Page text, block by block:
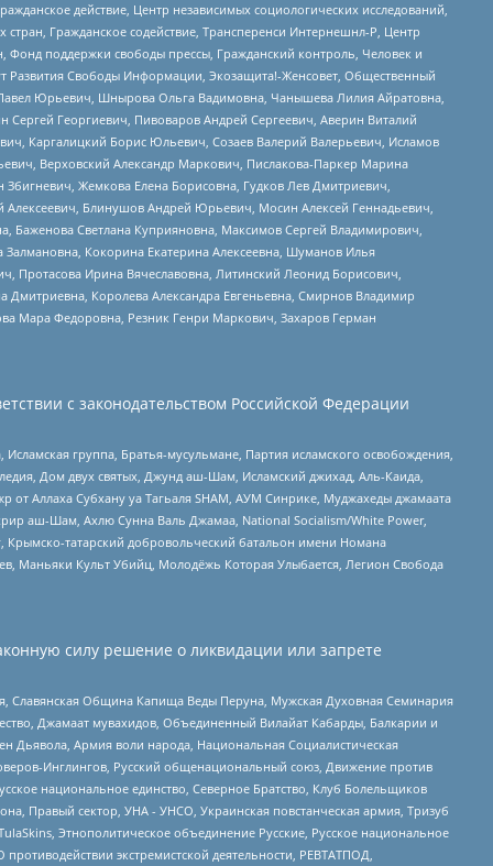
действие, Центр независимых социологических исследований,
Гражданское содействие, Трансперенси Интернешнл-Р, Центр
поддержки свободы прессы, Гражданский контроль, Человек и
Развития Свободы Информации, Экозащита!-Женсовет, Общественный
Юрьевич, Шнырова Ольга Вадимовна, Чанышева Лилия Айратовна,
Сергей Георгиевич, Пивоваров Андрей Сергеевич, Аверин Виталий
Каргалицкий Борис Юльевич, Созаев Валерий Валерьевич, Исламов
Верховский Александр Маркович, Пислакова-Паркер Марина
Збигневич, Жемкова Елена Борисовна, Гудков Лев Дмитриевич,
Блинушов Андрей Юрьевич, Мосин Алексей Геннадьевич,
Баженова Светлана Куприяновна, Максимов Сергей Владимирович,
Кокорина Екатерина Алексеевна, Шуманов Илья
Протасова Ирина Вячеславовна, Литинский Леонид Борисович,
Королева Александра Евгеньевна, Смирнов Владимир
Мара Федоровна, Резник Генри Маркович, Захаров Герман
с законодательством Российской Федерации
группа, Братья-мусульмане, Партия исламского освобождения,
Дом двух святых, Джунд аш-Шам, Исламский джихад, Аль-Каида,
Аллаха Субхану уа Тагьаля SHAM, АУМ Синрике, Муджахеды джамаата
аш-Шам, Ахлю Сунна Валь Джамаа, National Socialism/White Power,
Крымско-татарский добровольческий батальон имени Номана
Маньяки Культ Убийц, Молодёжь Которая Улыбается, Легион Свобода
силу решение о ликвидации или запрете
Славянская Община Капища Веды Перуна, Мужская Духовная Семинария
Джамаат мувахидов, Объединенный Вилайат Кабарды, Балкарии и
Дьявола, Армия воли народа, Национальная Социалистическая
Инглингов, Русский общенациональный союз, Движение против
национальное единство, Северное Братство, Клуб Болельщиков
Правый сектор, УНА - УНСО, Украинская повстанческая армия, Тризуб
Этнополитическое объединение Русские, Русское национальное
экстремистской деятельности, РЕВТАТПОД,